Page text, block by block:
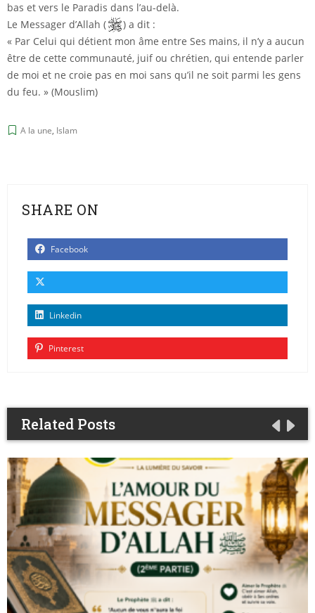
bas et vers le Paradis dans l’au-delà.
Le Messager d’Allah (
) a dit :
« Par Celui qui détient mon âme entre Ses mains, il n’y a aucun
être de cette communauté, juif ou chrétien, qui entende parler
de moi et ne croie pas en moi sans qu’il ne soit parmi les gens
du feu. » (Mouslim)
A la une, Islam
SHARE ON
Facebook
Linkedin
Pinterest
Related Posts